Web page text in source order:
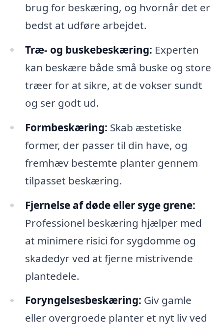
brug for beskæring, og hvornår det er
bedst at udføre arbejdet.
Træ- og buskebeskæring: Experten
kan beskære både små buske og store
træer for at sikre, at de vokser sundt
og ser godt ud.
Formbeskæring: Skab æstetiske
former, der passer til din have, og
fremhæv bestemte planter gennem
tilpasset beskæring.
Fjernelse af døde eller syge grene:
Professionel beskæring hjælper med
at minimere risici for sygdomme og
skadedyr ved at fjerne mistrivende
plantedele.
Foryngelsesbeskæring: Giv gamle
eller overgroede planter et nyt liv ved